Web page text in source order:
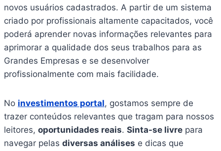
novos usuários cadastrados. A partir de um sistema
criado por profissionais altamente capacitados, você
poderá aprender novas informações relevantes para
aprimorar a qualidade dos seus trabalhos para as
Grandes Empresas e se desenvolver
profissionalmente com mais facilidade.
No investimentos portal, gostamos sempre de
trazer conteúdos relevantes que tragam para nossos
leitores, oportunidades reais. Sinta-se livre para
navegar pelas diversas análises e dicas que